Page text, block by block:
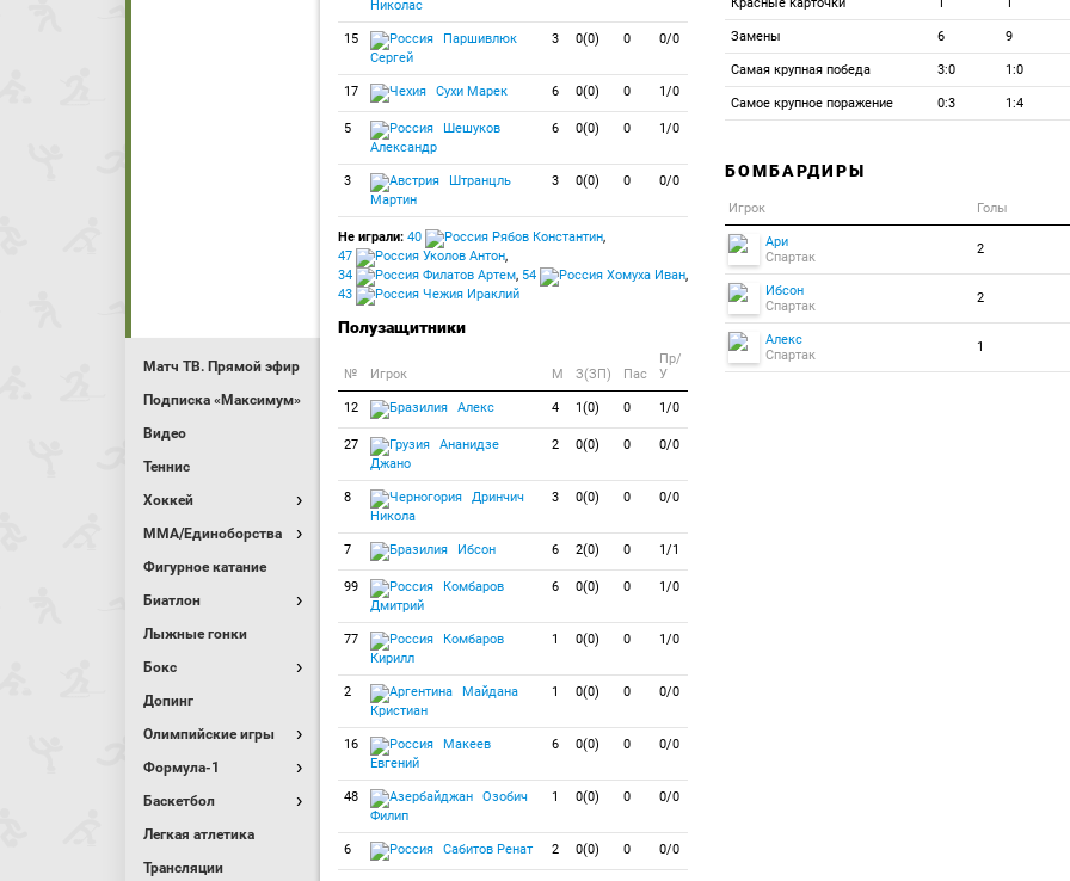
Матч ТВ. Прямой эфир
Подписка «Максимум»
Видео
Теннис
Хоккей
MMA/Единоборства
Фигурное катание
Биатлон
Лыжные гонки
Бокс
Допинг
Олимпийские игры
Формула-1
Баскетбол
Легкая атлетика
Трансляции
Николас
15
Паршивлюк
Сергей
3 0(0) 0 0/0
17 Сухи Марек 6 0(0) 0 1/0
5
Шешуков
Александр
6 0(0) 0 1/0
3
Штранцль
Мартин
3 0(0) 0 0/0
Не играли: 40 Рябов Константин,
47
Уколов Антон,
34
Филатов Артем, 54 Хомуха Иван,
43
Чежия Ираклий
Полузащитники
№ Игрок M З(ЗП) Пас
Пр/
У
12 Алекс 4 1(0) 0 1/0
27
Ананидзе
Джано
2 0(0) 0 0/0
8
Дринчич
Никола
3 0(0) 0 0/0
7 Ибсон 6 2(0) 0 1/1
99
Комбаров
Дмитрий
6 0(0) 0 1/0
77
Комбаров
Кирилл
1 0(0) 0 1/0
2
Майдана
Кристиан
1 0(0) 0 0/0
16
Макеев
Евгений
6 0(0) 0 0/0
48
Озобич
Филип
1 0(0) 0 0/0
6 Сабитов Ренат 2 0(0) 0 0/0
Замены 6 9
Самая крупная победа 3:0 1:0
Самое крупное поражение 0:3 1:4
БОМБАРДИРЫ
Игрок Голы
Ари
Спартак
2
Ибсон
Спартак
2
Алекс
Спартак
1